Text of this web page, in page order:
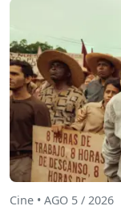
Cine • AGO 5 / 2026